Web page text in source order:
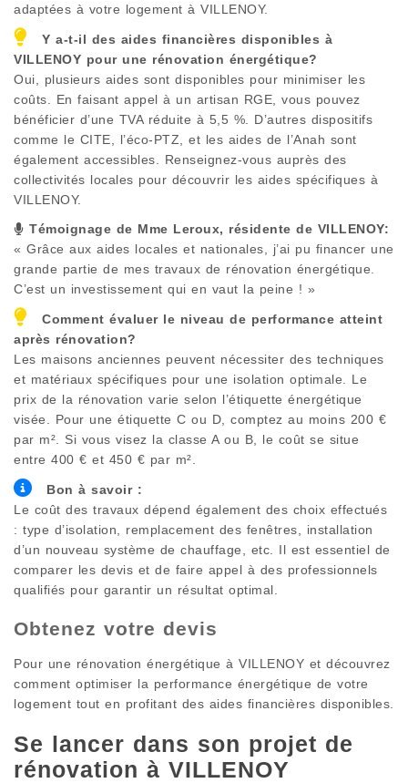
adaptées à votre logement à VILLENOY.
Y a-t-il des aides financières disponibles à
VILLENOY pour une rénovation énergétique?
Oui, plusieurs aides sont disponibles pour minimiser les
coûts. En faisant appel à un artisan RGE, vous pouvez
bénéficier d’une TVA réduite à 5,5 %. D’autres dispositifs
comme le CITE, l’éco-PTZ, et les aides de l’Anah sont
également accessibles. Renseignez-vous auprès des
collectivités locales pour découvrir les aides spécifiques à
VILLENOY.
Témoignage de Mme Leroux, résidente de VILLENOY:
« Grâce aux aides locales et nationales, j’ai pu financer une
grande partie de mes travaux de rénovation énergétique.
C’est un investissement qui en vaut la peine ! »
Comment évaluer le niveau de performance atteint
après rénovation?
Les maisons anciennes peuvent nécessiter des techniques
et matériaux spécifiques pour une isolation optimale. Le
prix de la rénovation varie selon l’étiquette énergétique
visée. Pour une étiquette C ou D, comptez au moins 200 €
par m². Si vous visez la classe A ou B, le coût se situe
entre 400 € et 450 € par m².
Bon à savoir :
Le coût des travaux dépend également des choix effectués
: type d’isolation, remplacement des fenêtres, installation
d’un nouveau système de chauffage, etc. Il est essentiel de
comparer les devis et de faire appel à des professionnels
qualifiés pour garantir un résultat optimal.
Obtenez votre devis
Pour une rénovation énergétique à VILLENOY et découvrez
comment optimiser la performance énergétique de votre
logement tout en profitant des aides financières disponibles.
Se lancer dans son projet de
rénovation à VILLENOY